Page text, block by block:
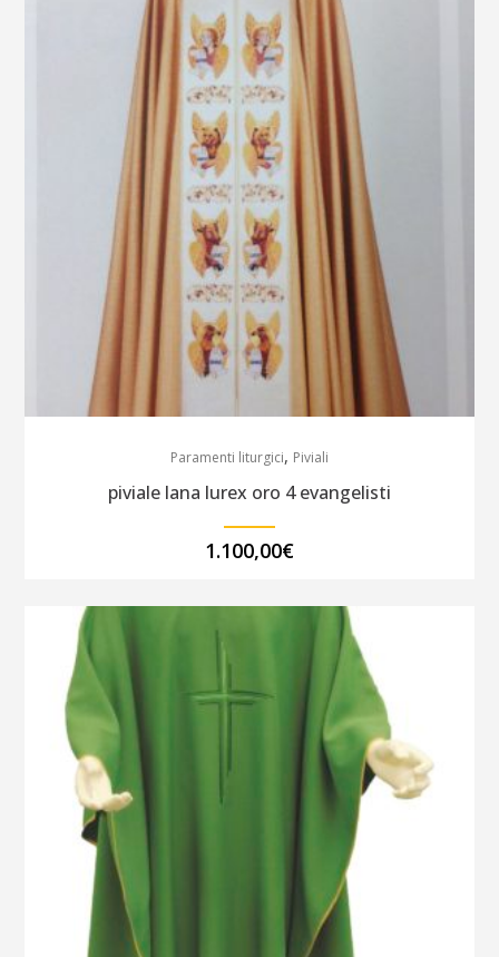
Paramenti liturgici, Piviali
piviale lana lurex oro 4 evangelisti
1.100,00€